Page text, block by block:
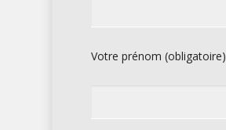
Votre prénom (obligatoire)